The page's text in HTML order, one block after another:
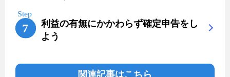
利益の有無にかかわらず確定申告をし
よう
関連記事はこちら